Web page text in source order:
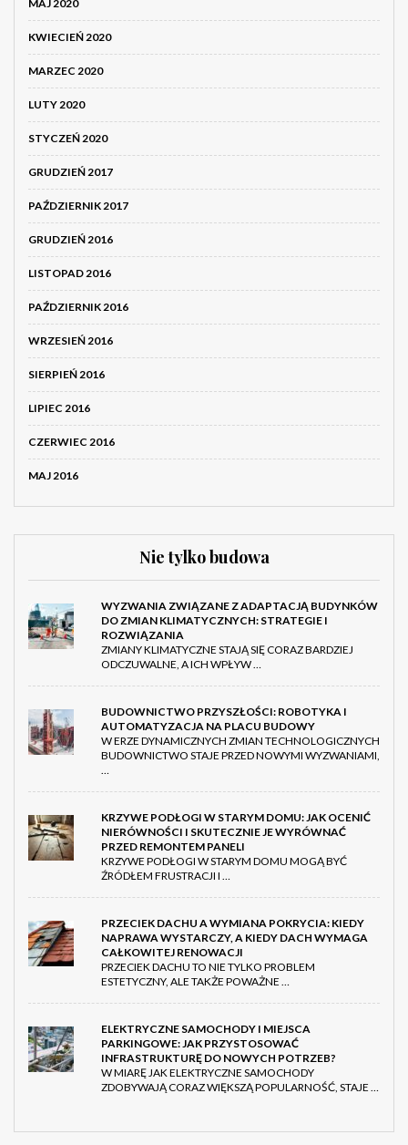
MAJ 2020
KWIECIEŃ 2020
MARZEC 2020
LUTY 2020
STYCZEŃ 2020
GRUDZIEŃ 2017
PAŹDZIERNIK 2017
GRUDZIEŃ 2016
LISTOPAD 2016
PAŹDZIERNIK 2016
WRZESIEŃ 2016
SIERPIEŃ 2016
LIPIEC 2016
CZERWIEC 2016
MAJ 2016
Nie tylko budowa
WYZWANIA ZWIĄZANE Z ADAPTACJĄ BUDYNKÓW
DO ZMIAN KLIMATYCZNYCH: STRATEGIE I
ROZWIĄZANIA
ZMIANY KLIMATYCZNE STAJĄ SIĘ CORAZ BARDZIEJ
ODCZUWALNE, A ICH WPŁYW …
BUDOWNICTWO PRZYSZŁOŚCI: ROBOTYKA I
AUTOMATYZACJA NA PLACU BUDOWY
W ERZE DYNAMICZNYCH ZMIAN TECHNOLOGICZNYCH
BUDOWNICTWO STAJE PRZED NOWYMI WYZWANIAMI,
…
KRZYWE PODŁOGI W STARYM DOMU: JAK OCENIĆ
NIERÓWNOŚCI I SKUTECZNIE JE WYRÓWNAĆ
PRZED REMONTEM PANELI
KRZYWE PODŁOGI W STARYM DOMU MOGĄ BYĆ
ŹRÓDŁEM FRUSTRACJI I …
PRZECIEK DACHU A WYMIANA POKRYCIA: KIEDY
NAPRAWA WYSTARCZY, A KIEDY DACH WYMAGA
CAŁKOWITEJ RENOWACJI
PRZECIEK DACHU TO NIE TYLKO PROBLEM
ESTETYCZNY, ALE TAKŻE POWAŻNE …
ELEKTRYCZNE SAMOCHODY I MIEJSCA
PARKINGOWE: JAK PRZYSTOSOWAĆ
INFRASTRUKTURĘ DO NOWYCH POTRZEB?
W MIARĘ JAK ELEKTRYCZNE SAMOCHODY
ZDOBYWAJĄ CORAZ WIĘKSZĄ POPULARNOŚĆ, STAJE …